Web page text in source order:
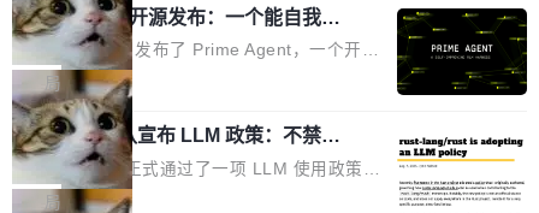
键的是 FA2 的持久性...
（OHDD：OpenHarmony Hardware Develope
r Day）将在杭州启航。活动面向智能硬件产业
链企业和开发者，邀请行业专家与资深技术顾
问，围绕开源鸿蒙技术能力、设备适配、芯片适
配、功耗与稳定性调优、兼容性测评及统一互联
等内容展开系统讲解和实战交流，帮助企业进一
步了解开源鸿蒙在智能...
障无法工作。Pages、Copilot code review、C
opilot coding agent 全部受影响。从检测到完全
恢复，大约 12 小时。 这是 2026 年 8 月的第六
起事故，其中四起与 AI/Copilot 服务相关。 Git
Hub 员工 kdaigle 在 HN 讨论中贴出了一组数
据：2025 年全年 10 亿次 commit。现在，每周
2.75 亿次，全年预计 140 亿次。GitHub...
Prime Agent 开源发布：一个能自我改
进的编程 Agent，ARC-AGI 3 超越人类
专家基线
Prime Intellect 发布了 Prime Agent，一个开源
的编程 Agent Harness，核心设计围绕两个抽
象：Recursive Language Model（RLM）和 C
ontinual Harness。在 ARC-AGI 3 基准测试
上，Prime Agent + Opus 5 的组合达到了 95.
5% RHAE Best@1，超过了 ARC 报告的人类专
局
Rust 项目团队宣布 LLM 政策：不禁
止，但你要承认哪些代码不是你写的
Rust 语言项目正式通过了一项 LLM 使用政策，
覆盖 rust-lang/rust 单一仓库的代码贡献。这不
局